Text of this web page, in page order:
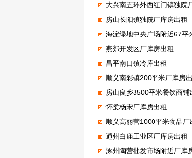
大兴南五环外西红门镇独院厂库
房山长阳镇独院厂库房出租
海淀绿地中央广场附近67平米办
燕郊开发区厂库房出租
昌平南口镇冷库出租
顺义南彩镇200平米厂库房
房山良乡3500平米餐饮商铺
怀柔杨宋厂库房出租
顺义高丽营1000平米食品厂
通州白庙工业区厂库房出租
涿州陶营批发市场附近厂库